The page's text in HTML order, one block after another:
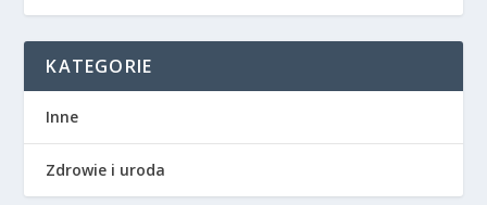
KATEGORIE
Inne
Zdrowie i uroda